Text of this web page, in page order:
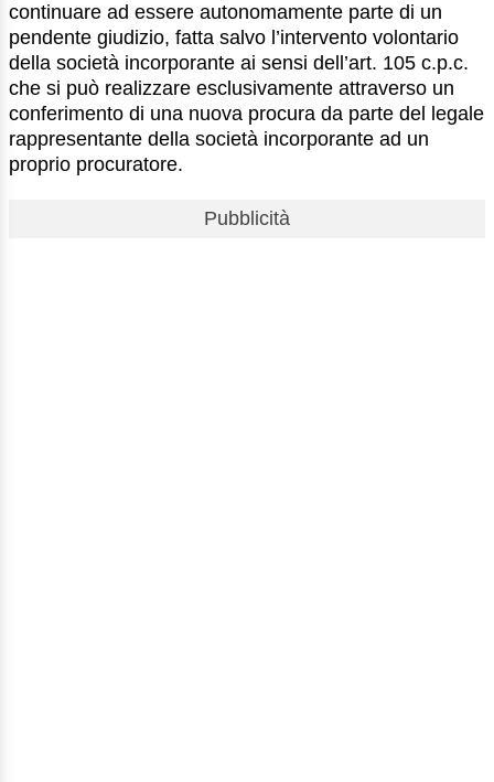
continuare ad essere autonomamente parte di un
pendente giudizio, fatta salvo l’intervento volontario
della società incorporante ai sensi dell’art. 105 c.p.c.
che si può realizzare esclusivamente attraverso un
conferimento di una nuova procura da parte del legale
rappresentante della società incorporante ad un
proprio procuratore.
Pubblicità